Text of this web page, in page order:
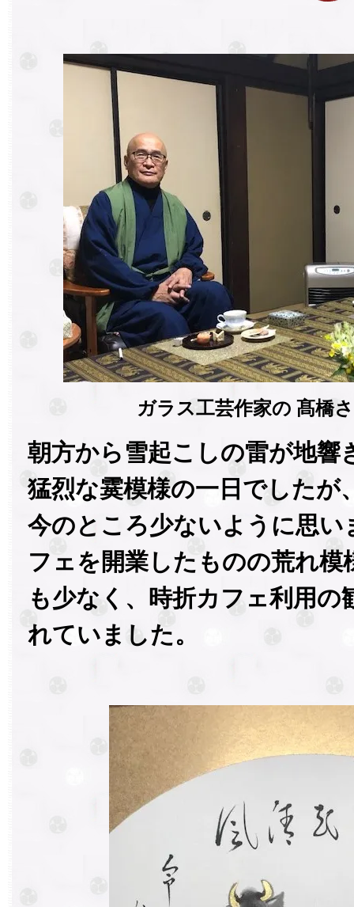
ガラス工芸作家の 髙橋
朝方から雪起こしの雷が地響
猛烈な霙模様の一日でしたが
今のところ少ないように思い
フェを開業したものの荒れ模
も少なく、時折カフェ利用の
れていました。